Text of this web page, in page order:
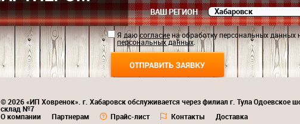
ВАШ РЕГИОН
Я даюсогласиена обработку персональных данных
персональных данных
© 2026 «ИП Ховренок». г. Хабаровск обслуживается через филиал г. Тула Одоевское
склад №7
О компании
Партнерам Прайс-лист Контакты Доставка